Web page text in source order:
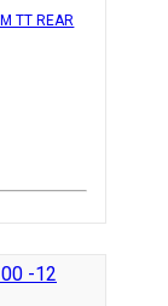
TT REAR